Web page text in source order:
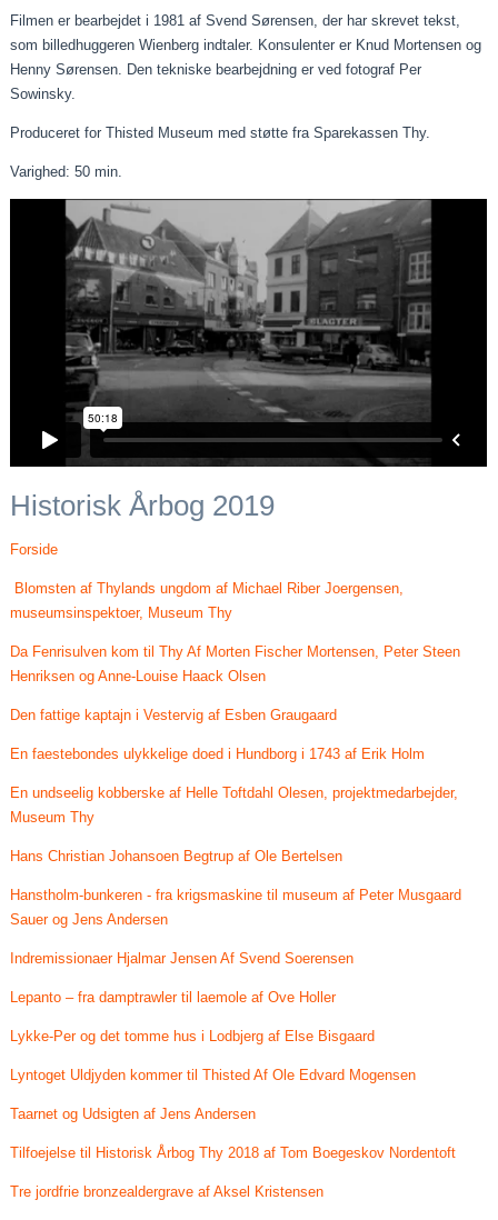
Filmen er bearbejdet i 1981 af Svend Sørensen, der har skrevet tekst,
som billedhuggeren Wienberg indtaler. Konsulenter er Knud Mortensen og
Henny Sørensen. Den tekniske bearbejdning er ved fotograf Per
Sowinsky.
Produceret for Thisted Museum med støtte fra Sparekassen Thy.
Varighed: 50 min.
Historisk Årbog 2019
Forside
Blomsten af Thylands ungdom af Michael Riber Joergensen,
museumsinspektoer, Museum Thy
Da Fenrisulven kom til Thy Af Morten Fischer Mortensen, Peter Steen
Henriksen og Anne-Louise Haack Olsen
Den fattige kaptajn i Vestervig af Esben Graugaard
En faestebondes ulykkelige doed i Hundborg i 1743 af Erik Holm
En undseelig kobberske af Helle Toftdahl Olesen, projektmedarbejder,
Museum Thy
Hans Christian Johansoen Begtrup af Ole Bertelsen
Hanstholm-bunkeren - fra krigsmaskine til museum af Peter Musgaard
Sauer og Jens Andersen
Indremissionaer Hjalmar Jensen Af Svend Soerensen
Lepanto – fra damptrawler til laemole af Ove Holler
Lykke-Per og det tomme hus i Lodbjerg af Else Bisgaard
Lyntoget Uldjyden kommer til Thisted Af Ole Edvard Mogensen
Taarnet og Udsigten af Jens Andersen
Tilfoejelse til Historisk Årbog Thy 2018 af Tom Boegeskov Nordentoft
Tre jordfrie bronzealdergrave af Aksel Kristensen